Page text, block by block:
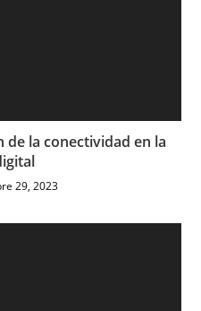
de la conectividad en la
29, 2023